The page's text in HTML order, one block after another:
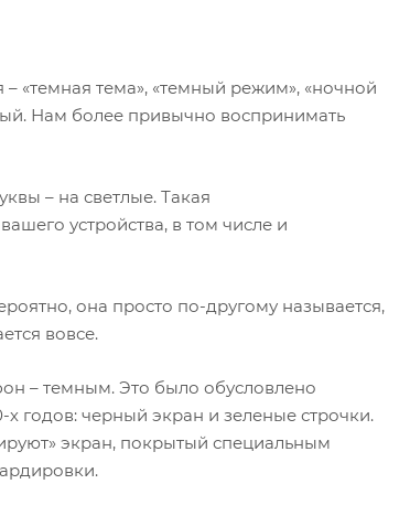
«темная тема», «темный режим», «ночной
Нам более привычно воспринимать
– на светлые. Такая
устройства, в том числе и
она просто по-другому называется,
вовсе.
– темным. Это было обусловлено
годов: черный экран и зеленые строчки.
экран, покрытый специальным